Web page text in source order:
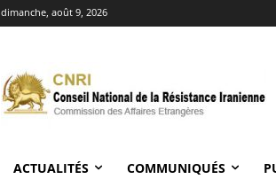
dimanche, août 9, 2026
ACTUALITÉS COMMUNIQUÉS